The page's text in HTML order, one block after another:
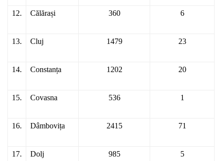
12. Călărași 360 6
13. Cluj 1479 23
14. Constanța 1202 20
15. Covasna 536 1
16. Dâmbovița 2415 71
17. Dolj 985 5